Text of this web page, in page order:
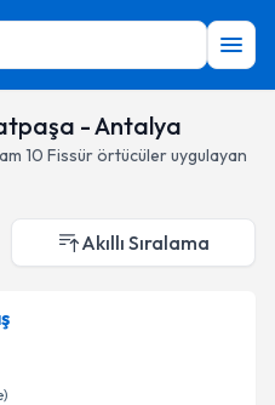
- Antalya
10 Fissür örtücüleruygulayan
Akıllı Sıralama